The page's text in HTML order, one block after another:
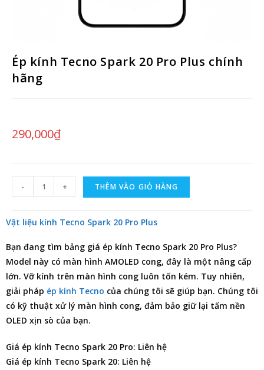
Ép kính Tecno Spark 20 Pro Plus chính
hãng
290,000₫
- + THÊM VÀO GIỎ HÀNG
Vật liệu kính Tecno Spark 20 Pro Plus
Bạn đang tìm bảng giá ép kính Tecno Spark 20 Pro Plus?
Model này có màn hình AMOLED cong, đây là một nâng cấp
lớn. Vỡ kính trên màn hình cong luôn tốn kém. Tuy nhiên,
giải pháp ép kính Tecno của chúng tôi sẽ giúp bạn. Chúng tôi
có kỹ thuật xử lý màn hình cong, đảm bảo giữ lại tấm nền
OLED xịn sò của bạn.
Giá ép kính Tecno Spark 20 Pro: Liên hệ
Giá ép kính Tecno Spark 20: Liên hệ